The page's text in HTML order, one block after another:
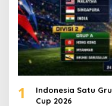
1
Indonesia Satu
Cup 2026